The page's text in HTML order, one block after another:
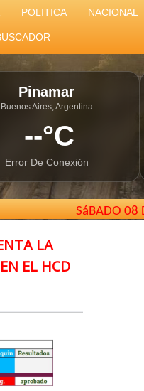
POLITICA NACIONAL
Pinamar
Buenos Aires, Argentina
--°C
Error De Conexión
SáBADO 08
LA
EL HCD